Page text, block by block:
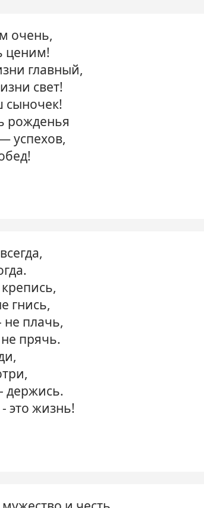
очень,
ценим!
главный,
свет!
рожденья
успехов,
гнись,
не плачь,
прячь.
держись.
это жизнь!